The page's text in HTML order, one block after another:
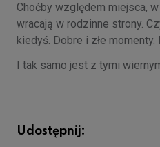
Choćby względem miejsca,
wracają w rodzinne strony.
kiedyś. Dobre i złe
I tak samo jest z tymi
Udostępnij: